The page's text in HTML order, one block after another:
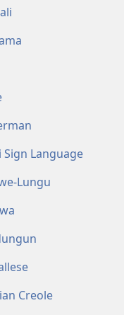
Sign Language
Lungu
Creole